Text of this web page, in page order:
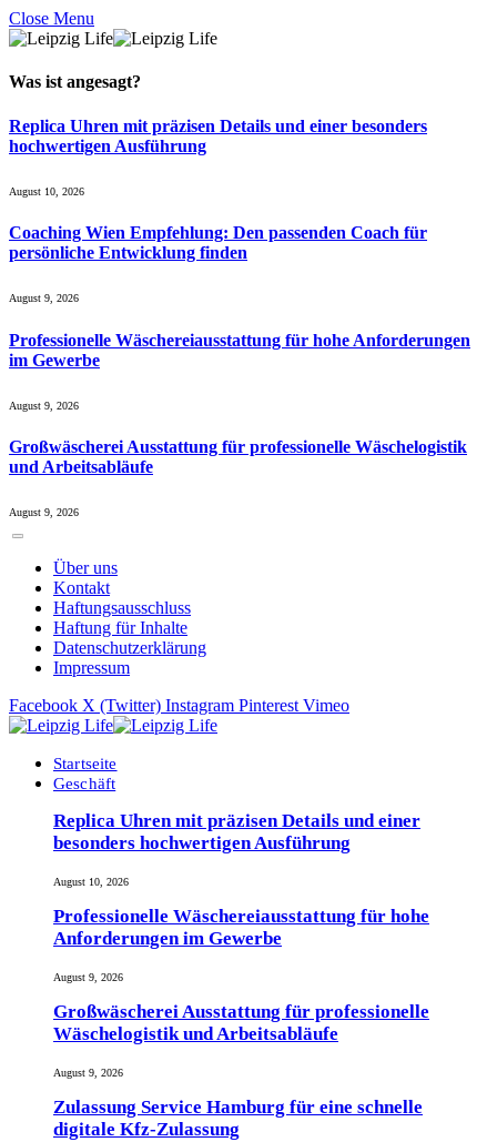
Close Menu
Was ist angesagt?
Replica Uhren mit präzisen Details und einer besonders
hochwertigen Ausführung
August 10, 2026
Coaching Wien Empfehlung: Den passenden Coach für
persönliche Entwicklung finden
August 9, 2026
Professionelle Wäschereiausstattung für hohe Anforderungen
im Gewerbe
August 9, 2026
Großwäscherei Ausstattung für professionelle Wäschelogistik
und Arbeitsabläufe
August 9, 2026
Über uns
Kontakt
Haftungsausschluss
Haftung für Inhalte
Datenschutzerklärung
Impressum
Facebook X (Twitter) Instagram Pinterest Vimeo
Startseite
Geschäft
Replica Uhren mit präzisen Details und einer
besonders hochwertigen Ausführung
August 10, 2026
Professionelle Wäschereiausstattung für hohe
Anforderungen im Gewerbe
August 9, 2026
Großwäscherei Ausstattung für professionelle
Wäschelogistik und Arbeitsabläufe
August 9, 2026
Zulassung Service Hamburg für eine schnelle
digitale Kfz-Zulassung